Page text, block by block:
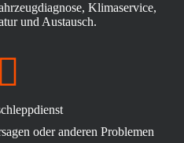
Klimaservice,
und Austausch.
oder anderen Problemen